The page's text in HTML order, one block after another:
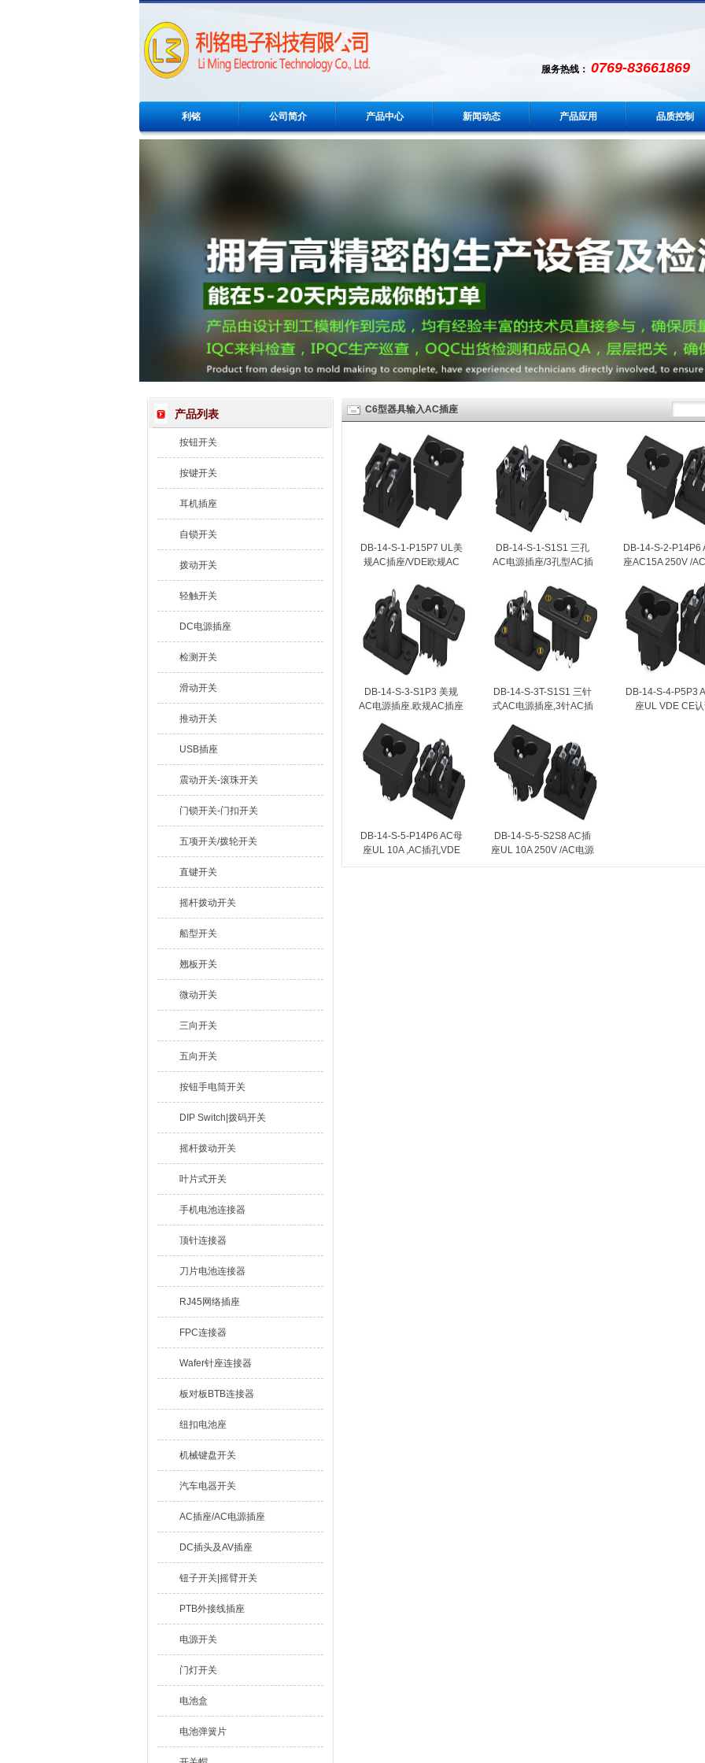
服务热线： 0769-83661869
利铭 公司简介 产品中心 新闻动态 产品应用 品质控制
产品列表
按钮开关
按键开关
耳机插座
自锁开关
拨动开关
轻触开关
DC电源插座
检测开关
滑动开关
推动开关
USB插座
震动开关-滚珠开关
门锁开关-门扣开关
五项开关/拨轮开关
直键开关
摇杆拨动开关
船型开关
翘板开关
微动开关
三向开关
五向开关
按钮手电筒开关
DIP Switch|拨码开关
摇杆拨动开关
叶片式开关
手机电池连接器
顶针连接器
刀片电池连接器
RJ45网络插座
FPC连接器
Wafer针座连接器
板对板BTB连接器
纽扣电池座
机械键盘开关
汽车电器开关
AC插座/AC电源插座
DC插头及AV插座
钮子开关|摇臂开关
PTB外接线插座
电源开关
门灯开关
电池盒
电池弹簧片
C6型器具输入AC插座
DB-14-S-1-P15P7 UL美
规AC插座/VDE欧规AC
DB-14-S-1-S1S1 三孔
AC电源插座/3孔型AC插
DB-14-S-2-P14P6
座AC15A 250V /
DB-14-S-3-S1P3 美规
AC电源插座.欧规AC插座
DB-14-S-3T-S1S1 三针
式AC电源插座,3针AC插
DB-14-S-4-P5P3
座UL VDE CE
DB-14-S-5-P14P6 AC母
座UL 10A ,AC插孔VDE
15A
DB-14-S-5-S2S8 AC插
座UL 10A 250V /AC电源
插座VDE 15A 125V